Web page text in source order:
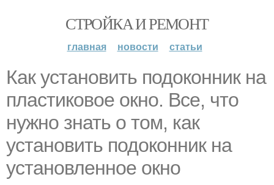
СТРОЙКА И РЕМОНТ
главная новости статьи
Как установить подоконник на
пластиковое окно. Все, что
нужно знать о том, как
установить подоконник на
установленное окно